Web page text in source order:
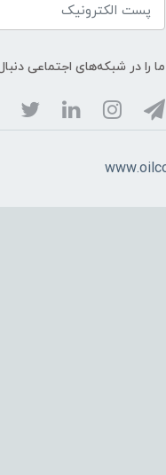
ما را در شبکه‌های اجتماعی